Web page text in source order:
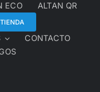
ECO
ALTAN QR
TIENDA
CONTACTO